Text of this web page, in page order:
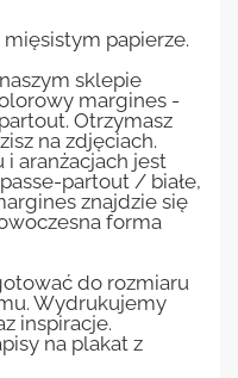
papierze.
sklepie
margines -
Otrzymasz
na zdjęciach.
aranżacjach jest
partout / białe,
znajdzie się
forma
do rozmiaru
Wydrukujemy
inspiracje.
na plakat z